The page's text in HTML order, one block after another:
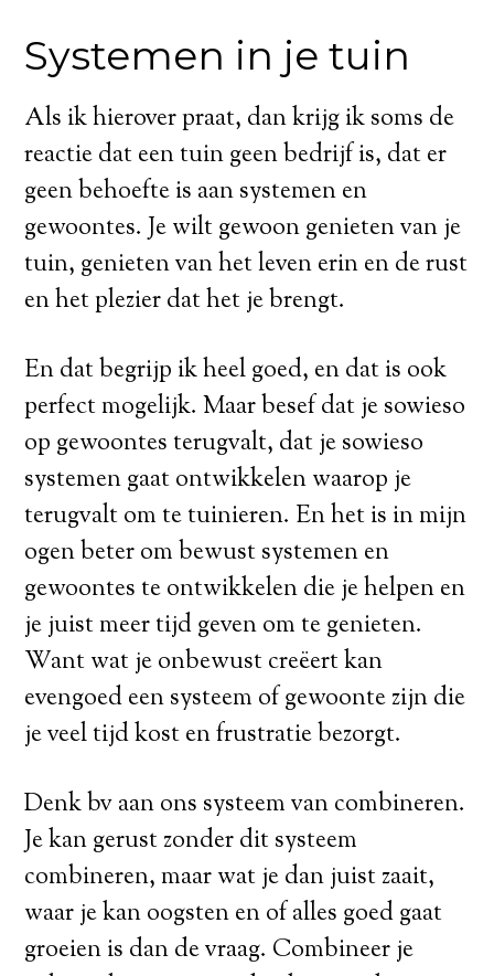
Systemen in je tuin
Als ik hierover praat, dan krijg ik soms de
reactie dat een tuin geen bedrijf is, dat er
geen behoefte is aan systemen en
gewoontes. Je wilt gewoon genieten van je
tuin, genieten van het leven erin en de rust
en het plezier dat het je brengt.
En dat begrijp ik heel goed, en dat is ook
perfect mogelijk. Maar besef dat je sowieso
op gewoontes terugvalt, dat je sowieso
systemen gaat ontwikkelen waarop je
terugvalt om te tuinieren. En het is in mijn
ogen beter om bewust systemen en
gewoontes te ontwikkelen die je helpen en
je juist meer tijd geven om te genieten.
Want wat je onbewust creëert kan
evengoed een systeem of gewoonte zijn die
je veel tijd kost en frustratie bezorgt.
Denk bv aan ons systeem van combineren.
Je kan gerust zonder dit systeem
combineren, maar wat je dan juist zaait,
waar je kan oogsten en of alles goed gaat
groeien is dan de vraag. Combineer je